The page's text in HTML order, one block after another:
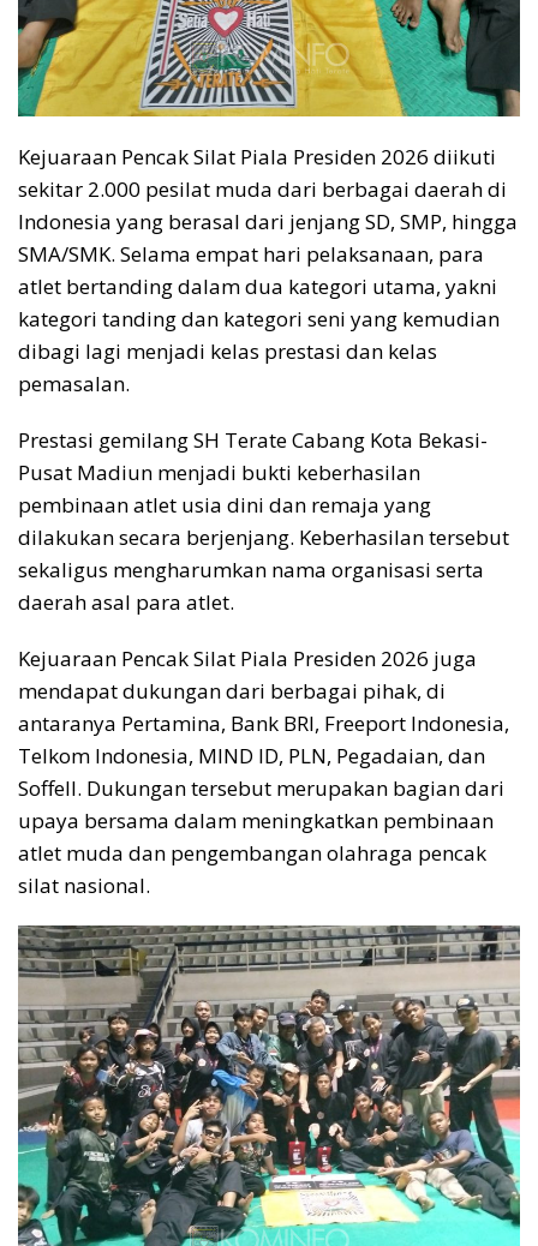
Kejuaraan Pencak Silat Piala Presiden 2026 diikuti
sekitar 2.000 pesilat muda dari berbagai daerah di
Indonesia yang berasal dari jenjang SD, SMP, hingga
SMA/SMK. Selama empat hari pelaksanaan, para
atlet bertanding dalam dua kategori utama, yakni
kategori tanding dan kategori seni yang kemudian
dibagi lagi menjadi kelas prestasi dan kelas
pemasalan.
Prestasi gemilang SH Terate Cabang Kota Bekasi-
Pusat Madiun menjadi bukti keberhasilan
pembinaan atlet usia dini dan remaja yang
dilakukan secara berjenjang. Keberhasilan tersebut
sekaligus mengharumkan nama organisasi serta
daerah asal para atlet.
Kejuaraan Pencak Silat Piala Presiden 2026 juga
mendapat dukungan dari berbagai pihak, di
antaranya Pertamina, Bank BRI, Freeport Indonesia,
Telkom Indonesia, MIND ID, PLN, Pegadaian, dan
Soffell. Dukungan tersebut merupakan bagian dari
upaya bersama dalam meningkatkan pembinaan
atlet muda dan pengembangan olahraga pencak
silat nasional.